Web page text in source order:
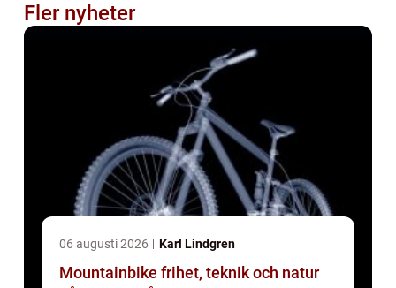
Fler nyheter
06 augusti 2026 Karl Lindgren
Mountainbike frihet, teknik och natur